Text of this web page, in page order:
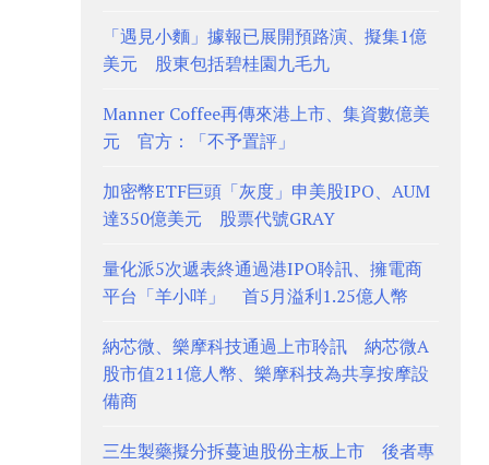
「遇見小麵」據報已展開預路演、擬集1億
美元 股東包括碧桂園九毛九
Manner Coffee再傳來港上市、集資數億美
元 官方：「不予置評」
加密幣ETF巨頭「灰度」申美股IPO、AUM
達350億美元 股票代號GRAY
量化派5次遞表終通過港IPO聆訊、擁電商
平台「羊小咩」 首5月溢利1.25億人幣
納芯微、樂摩科技通過上市聆訊 納芯微A
股市值211億人幣、樂摩科技為共享按摩設
備商
三生製藥擬分拆蔓迪股份主板上市 後者專